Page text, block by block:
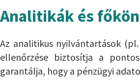
Analitikák és
Az analitikus nyilvántartások
ellenőrzése biztosítja a
garantálja, hogy a pénzügyi